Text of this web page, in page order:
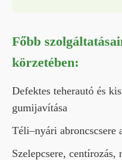
Főbb
körzetében:
Defektes teherautó és
gumijavítása
Téli–nyári abroncscsere
Szelepcsere, centírozás,